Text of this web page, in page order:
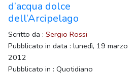
d’acqua dolce
dell’Arcipelago
Scritto da : Sergio Rossi
Pubblicato in data : lunedì, 19 marzo
2012
Pubblicato in : Quotidiano